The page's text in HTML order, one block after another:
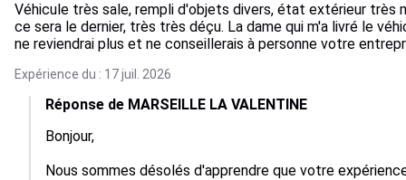
Véhicule très sale, rempli d'objets divers, état extérieur très
ce sera le dernier, très très déçu. La dame qui m'a livré le
ne reviendrai plus et ne conseillerais à personne votre
Expérience du : 17 juil. 2026
Réponse de MARSEILLE LA VALENTINE
Bonjour,
Nous sommes désolés d'apprendre que votre